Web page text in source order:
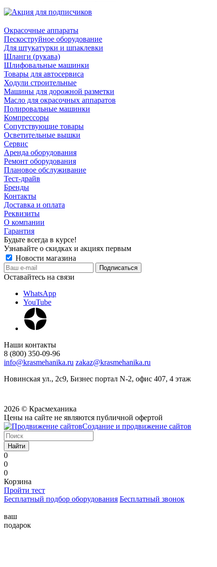
Окрасочные аппараты
Пескоструйное оборудование
Для штукатурки и шпаклевки
Шланги (рукава)
Шлифовальные машинки
Товары для автосервиса
Ходули строительные
Машины для дорожной разметки
Масло для окрасочных аппаратов
Полировальные машинки
Компрессоры
Сопутствующие товары
Осветительные вышки
Сервис
Аренда оборудования
Ремонт оборудования
Плановое обслуживание
Тест-драйв
Бренды
Контакты
Доставка и оплата
Реквизиты
О компании
Гарантия
Будьте всегда в курсе!
Узнавайте о скидках и акциях первым
Новости магазина
Оставайтесь на связи
WhatsApp
YouTube
Наши контакты
8 (800) 350-09-96
info@krasmehanika.ru zakaz@krasmehanika.ru
Новинская ул., 2с9, Бизнес портал N-2, офис 407, 4 этаж
2026 © Красмеханика
Цены на сайте не являются публичной офертой
Создание и продвижение сайтов
Найти
0
0
0
Корзина
Пройти тест
Бесплатный подбор оборудования Бесплатный звонок
ваш
подарок